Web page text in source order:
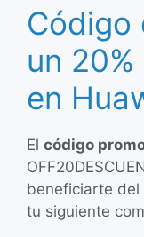
Código
un
en
El código
beneficiarte del
tu siguiente